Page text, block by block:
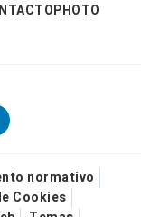
normativo
Cookies